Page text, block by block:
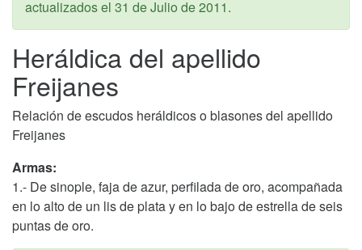
actualizados el 31 de Julio de 2011.
Heráldica del apellido
Freijanes
Relación de escudos heráldicos o blasones del apellido
Freijanes
Armas:
1.- De sinople, faja de azur, perfilada de oro, acompañada
en lo alto de un lis de plata y en lo bajo de estrella de seis
puntas de oro.